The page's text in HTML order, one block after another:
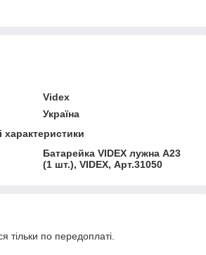
Videx
Україна
характеристики
Батарейка VIDEX лужна А23
(1 шт.), VIDEX, Арт.31050
тільки по передоплаті.